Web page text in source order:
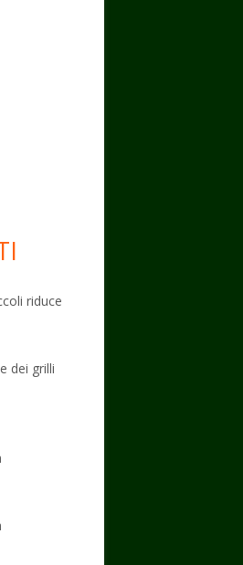
riduce
dei grilli